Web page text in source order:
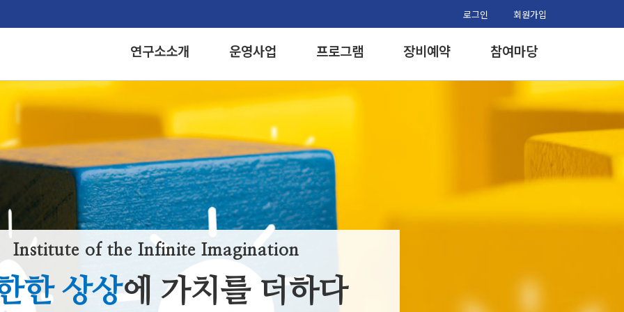
로그인 회원가입
연구소소개 운영사업 프로그램 장비예약 참여마당
Institute of the Infinite Imagination
한 상상에 가치를 더하다